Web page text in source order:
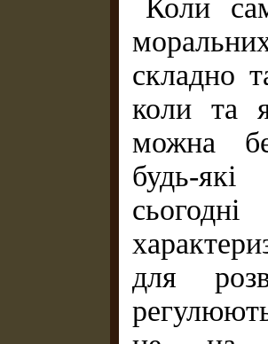
Коли
складно
коли та
можна
будь-
для